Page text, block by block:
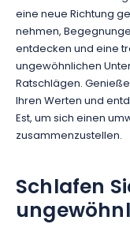
eine neue Richtung
nehmen,
entdecken und eine
ungewöhnlichen
Ratschlägen.
Ihren Werten und
Est, um sich einen
zusammenzustellen.
Schlafen